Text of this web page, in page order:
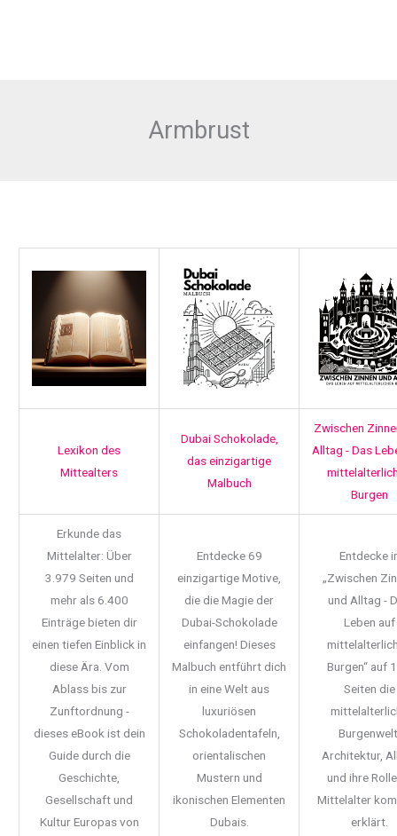
Armbrust
Lexikon des
Mittealters
Dubai Schokolade,
das einzigartige
Malbuch
Zwischen
Alltag - Das
Burgen
Erkunde das
Mittelalter: Über
3.979 Seiten und
mehr als 6.400
Einträge bieten dir
einen tiefen Einblick in
diese Ära. Vom
Ablass bis zur
Zunftordnung -
dieses eBook ist dein
Guide durch die
Geschichte,
Gesellschaft und
Kultur Europas von
Entdecke 69
einzigartige Motive,
die die Magie der
Dubai-Schokolade
einfangen! Dieses
Malbuch entführt dich
in eine Welt aus
luxuriösen
Schokoladentafeln,
orientalischen
Mustern und
ikonischen Elementen
Dubais.
Entdecke
„Zwischen
und Alltag -
Leben auf
Burgen“ auf
Seiten die
Architektur,
und ihre
Mittelalter
erklärt.